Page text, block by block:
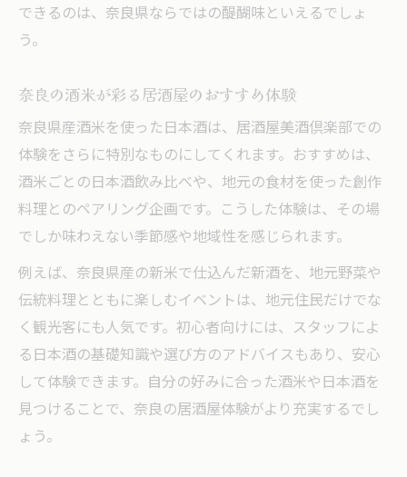
できるのは、奈良県ならではの醍醐味といえるでしょ
う。
奈良の酒米が彩る居酒屋のおすすめ体験
奈良県産酒米を使った日本酒は、居酒屋美酒倶楽部での
体験をさらに特別なものにしてくれます。おすすめは、
酒米ごとの日本酒飲み比べや、地元の食材を使った創作
料理とのペアリング企画です。こうした体験は、その場
でしか味わえない季節感や地域性を感じられます。
例えば、奈良県産の新米で仕込んだ新酒を、地元野菜や
伝統料理とともに楽しむイベントは、地元住民だけでな
く観光客にも人気です。初心者向けには、スタッフによ
る日本酒の基礎知識や選び方のアドバイスもあり、安心
して体験できます。自分の好みに合った酒米や日本酒を
見つけることで、奈良の居酒屋体験がより充実するでし
ょう。